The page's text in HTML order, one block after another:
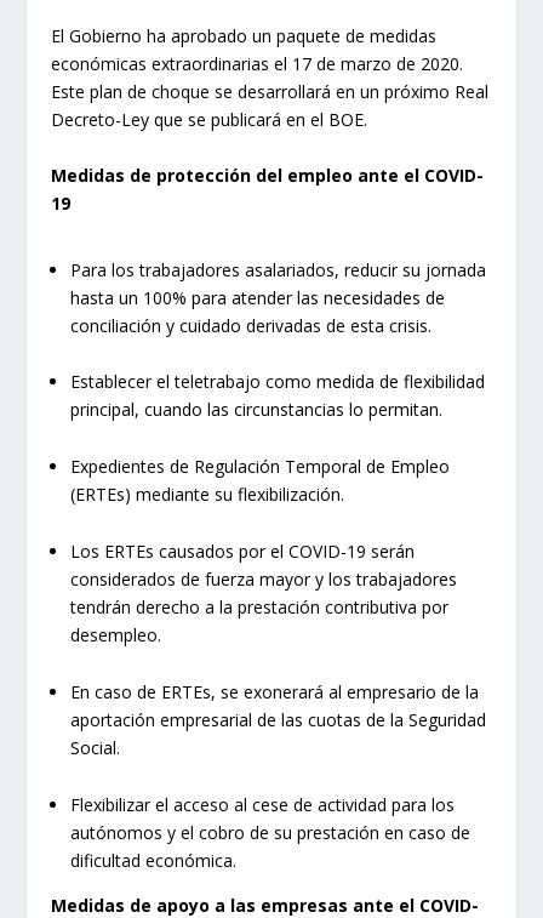
El Gobierno ha aprobado un paquete de medidas
económicas extraordinarias el 17 de marzo de 2020.
Este plan de choque se desarrollará en un próximo Real
Decreto-Ley que se publicará en el BOE.
Medidas de protección del empleo ante el COVID-
19
Para los trabajadores asalariados, reducir su jornada
hasta un 100% para atender las necesidades de
conciliación y cuidado derivadas de esta crisis.
Establecer el teletrabajo como medida de flexibilidad
principal, cuando las circunstancias lo permitan.
Expedientes de Regulación Temporal de Empleo
(ERTEs) mediante su flexibilización.
Los ERTEs causados por el COVID-19 serán
considerados de fuerza mayor y los trabajadores
tendrán derecho a la prestación contributiva por
desempleo.
En caso de ERTEs, se exonerará al empresario de la
aportación empresarial de las cuotas de la Seguridad
Social.
Flexibilizar el acceso al cese de actividad para los
autónomos y el cobro de su prestación en caso de
dificultad económica.
Medidas de apoyo a las empresas ante el COVID-